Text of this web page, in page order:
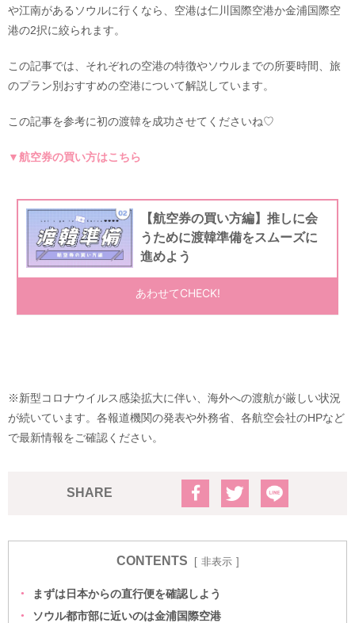
や江南があるソウルに行くなら、空港は仁川国際空港か金浦国際空
港の2択に絞られます。
この記事では、それぞれの空港の特徴やソウルまでの所要時間、旅
のプラン別おすすめの空港について解説しています。
この記事を参考に初の渡韓を成功させてくださいね♡
▼航空券の買い方はこちら
※新型コロナウイルス感染拡大に伴い、海外への渡航が厳しい状況
が続いています。各報道機関の発表や外務省、各航空会社のHPなど
で最新情報をご確認ください。
SHARE
CONTENTS 非表示
まずは日本からの直行便を確認しよう
ソウル都市部に近いのは金浦国際空港